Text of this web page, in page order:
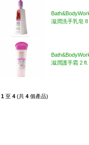
滋潤洗手乳皂
滋潤護手霜 2
1 至 4 (共 4 個產品)